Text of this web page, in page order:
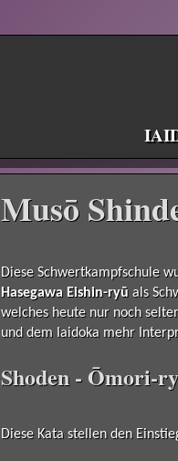
Musō
Diese Schwertkampfschule
Hasegawa Eishin-ryū als
welches heute nur noch
und dem Iaidoka mehr
Shoden - Ōmori-
Diese Kata stellen den